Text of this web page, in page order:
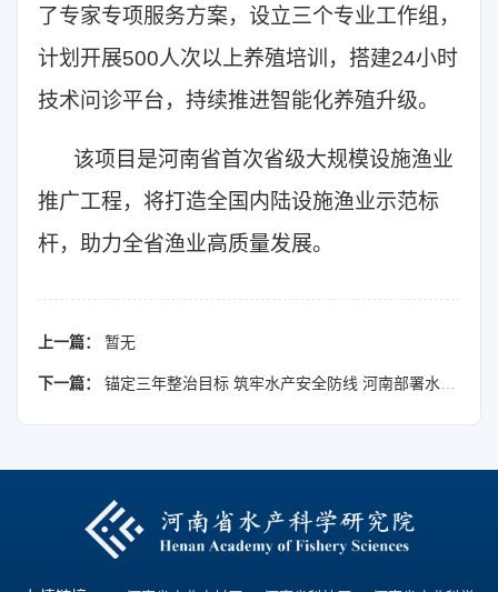
了专家专项服务方案，设立三个专业工作组，
计划开展500人次以上养殖培训，搭建24小时
技术问诊平台，持续推进智能化养殖升级。
该项目是河南省首次省级大规模设施渔业
推广工程，将打造全国内陆设施渔业示范标
杆，助力全省渔业高质量发展。
上一篇： 暂无
下一篇： 锚定三年整治目标 筑牢水产安全防线 河南部署水产用药专项整治暨水产检疫专题培训